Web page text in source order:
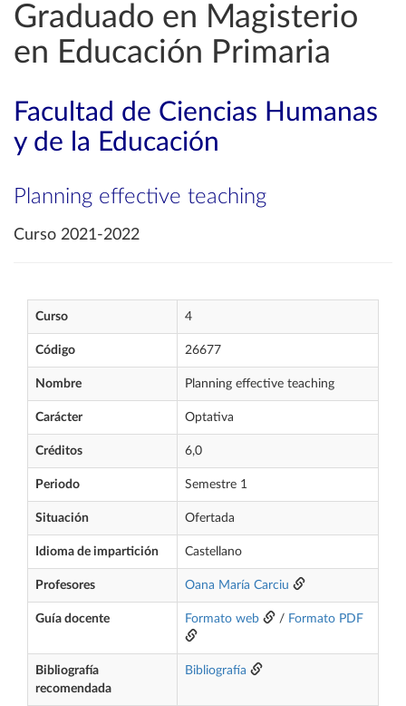
Graduado en Magisterio
en Educación Primaria
Facultad de Ciencias Humanas
y de la Educación
Planning effective teaching
Curso 2021-2022
Curso 4
Código 26677
Nombre Planning effective teaching
Carácter Optativa
Créditos 6,0
Periodo Semestre 1
Situación Ofertada
Idioma de impartición Castellano
Profesores Oana María Carciu
Guía docente Formato web / Formato PDF
Bibliografía
recomendada
Bibliografía